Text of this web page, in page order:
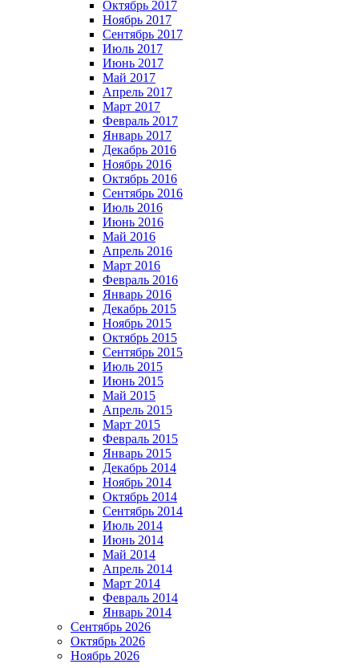
Октябрь 2017
Ноябрь 2017
Сентябрь 2017
Июль 2017
Июнь 2017
Май 2017
Апрель 2017
Март 2017
Февраль 2017
Январь 2017
Декабрь 2016
Ноябрь 2016
Октябрь 2016
Сентябрь 2016
Июль 2016
Июнь 2016
Май 2016
Апрель 2016
Март 2016
Февраль 2016
Январь 2016
Декабрь 2015
Ноябрь 2015
Октябрь 2015
Сентябрь 2015
Июль 2015
Июнь 2015
Май 2015
Апрель 2015
Март 2015
Февраль 2015
Январь 2015
Декабрь 2014
Ноябрь 2014
Октябрь 2014
Сентябрь 2014
Июль 2014
Июнь 2014
Май 2014
Апрель 2014
Март 2014
Февраль 2014
Январь 2014
Сентябрь 2026
Октябрь 2026
Ноябрь 2026